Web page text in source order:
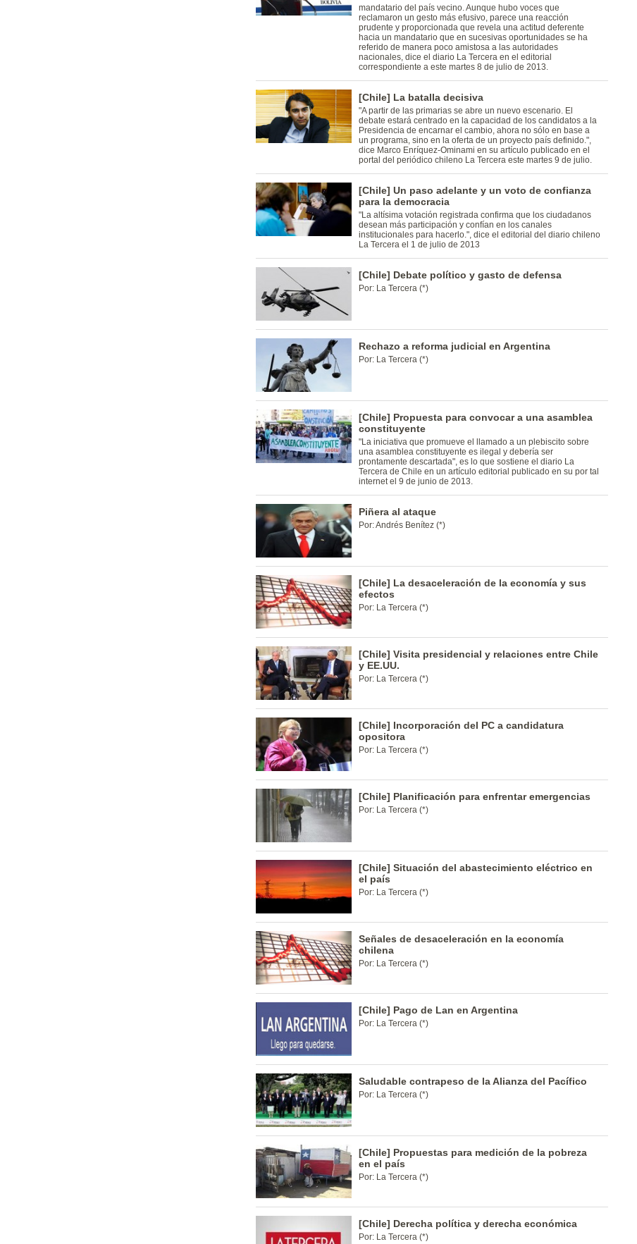
mandatario del país vecino. Aunque hubo voces que
reclamaron un gesto más efusivo, parece una reacción
prudente y proporcionada que revela una actitud deferente
hacia un mandatario que en sucesivas oportunidades se ha
referido de manera poco amistosa a las autoridades
nacionales, dice el diario La Tercera en el editorial
correspondiente a este martes 8 de julio de 2013.
[Chile] La batalla decisiva
"A partir de las primarias se abre un nuevo escenario. El
debate estará centrado en la capacidad de los candidatos a la
Presidencia de encarnar el cambio, ahora no sólo en base a
un programa, sino en la oferta de un proyecto país definido.",
dice Marco Enríquez-Ominami en su artículo publicado en el
portal del periódico chileno La Tercera este martes 9 de julio.
[Chile] Un paso adelante y un voto de confianza
para la democracia
"La altísima votación registrada confirma que los ciudadanos
desean más participación y confían en los canales
institucionales para hacerlo.", dice el editorial del diario chileno
La Tercera el 1 de julio de 2013
[Chile] Debate político y gasto de defensa
Por: La Tercera (*)
Rechazo a reforma judicial en Argentina
Por: La Tercera (*)
[Chile] Propuesta para convocar a una asamblea
constituyente
"La iniciativa que promueve el llamado a un plebiscito sobre
una asamblea constituyente es ilegal y debería ser
prontamente descartada", es lo que sostiene el diario La
Tercera de Chile en un artículo editorial publicado en su por tal
internet el 9 de junio de 2013.
Piñera al ataque
Por: Andrés Benítez (*)
[Chile] La desaceleración de la economía y sus
efectos
Por: La Tercera (*)
[Chile] Visita presidencial y relaciones entre Chile
y EE.UU.
Por: La Tercera (*)
[Chile] Incorporación del PC a candidatura
opositora
Por: La Tercera (*)
[Chile] Planificación para enfrentar emergencias
Por: La Tercera (*)
[Chile] Situación del abastecimiento eléctrico en
el país
Por: La Tercera (*)
Señales de desaceleración en la economía
chilena
Por: La Tercera (*)
[Chile] Pago de Lan en Argentina
Por: La Tercera (*)
Saludable contrapeso de la Alianza del Pacífico
Por: La Tercera (*)
[Chile] Propuestas para medición de la pobreza
en el país
Por: La Tercera (*)
[Chile] Derecha política y derecha económica
Por: La Tercera (*)